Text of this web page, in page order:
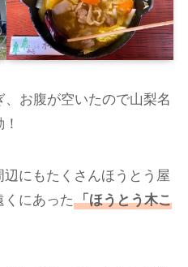
お腹が空いたので山梨名
にもたくさんほうとう屋
にあった 「ほうとう木こ